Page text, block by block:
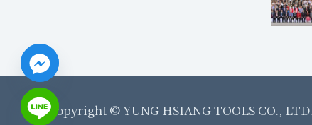
Copyright ©YUNG HSIANG TOOLS CO., LTD.